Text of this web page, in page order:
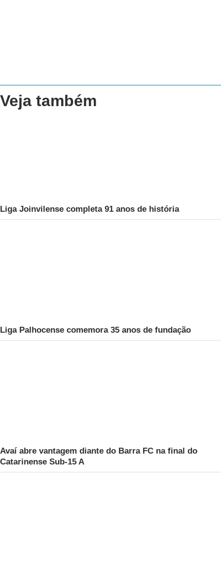
Veja também
Liga Joinvilense completa 91 anos de história
Liga Palhocense comemora 35 anos de fundação
Avaí abre vantagem diante do Barra FC na final do
Catarinense Sub-15 A